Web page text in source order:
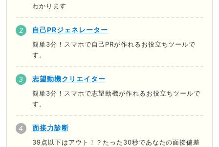
わかります
自己PRジェネレーター
簡単3分！スマホで自己PRが作れるお役立ちツールで
す。
志望動機クリエイター
簡単3分！スマホで志望動機が作れるお役立ちツールで
す。
面接力診断
39点以下はアウト！？たった30秒であなたの面接偏差